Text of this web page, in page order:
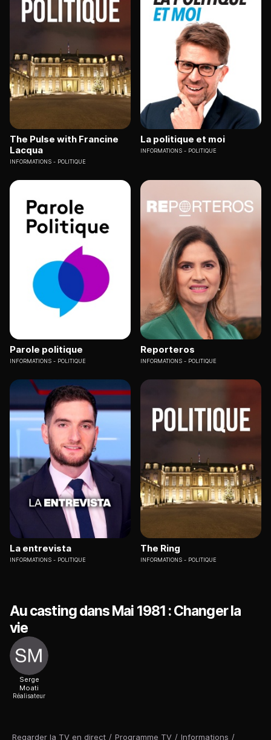
Regarder la TV en direct / Programme TV / Informations /
The Pulse with Francine
Lacqua
INFORMATIONS POLITIQUE
La politique et moi
INFORMATIONS POLITIQUE
Parole politique
INFORMATIONS POLITIQUE
Reporteros
INFORMATIONS POLITIQUE
La entrevista
INFORMATIONS POLITIQUE
The Ring
INFORMATIONS POLITIQUE
Au casting dans Mai 1981 : Changer la
vie
Serge
Moati
Réalisateur